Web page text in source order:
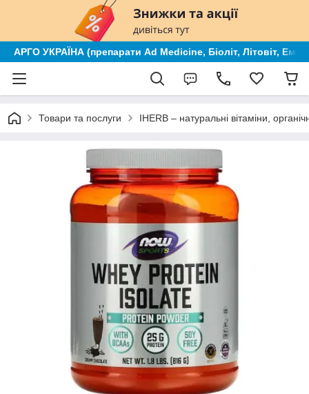
АРГО УКРАЇНА (препарати Ad Medicine, Біоліт, Літовіт, Ем
Товари та послуги IHERB – натуральні вітаміни,